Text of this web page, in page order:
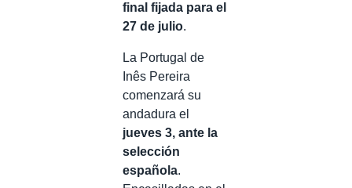
final fijada para el
27 de julio.
La Portugal de
Inês Pereira
comenzará su
andadura el
jueves 3, ante la
selección
española.